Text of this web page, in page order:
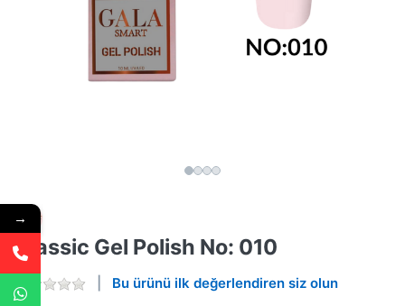
Classic Gel Polish No: 010
Bu ürünü ilk değerlendiren siz olun
→